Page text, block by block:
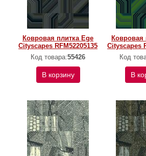
Ковровая плитка Ege
Cityscapes RFM52205135
Код товара:55426
В корзину
Ковровая
Cityscapes
Код
В